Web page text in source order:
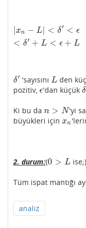
|xn − L| < δ′ < ϵ
< δ′ + L < ϵ + L
| xn− L| <δ
δ′
δ′ 'sayısını L
L den
pozitiv, ϵ
ϵ'dan küçükδ
δ
Ki bu da n > N
n>N 'yi
büyükleri için xn
xn
2. durum:(0 > L
0 >L ise;)
Tüm ispat mantığı
analiz